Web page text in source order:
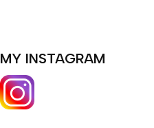
MY INSTAGRAM